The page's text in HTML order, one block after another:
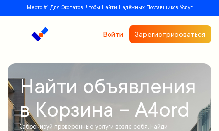
Место #1 Для Экспатов, Чтобы Найти Надёжных Поставщиков Услуг
Войти Зарегистрироваться
Найти объявления
в Корзина – A4ord
Забронируй проверенные услуги возле себя. Найди